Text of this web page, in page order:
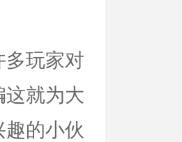
玩家对
就为大
的小伙